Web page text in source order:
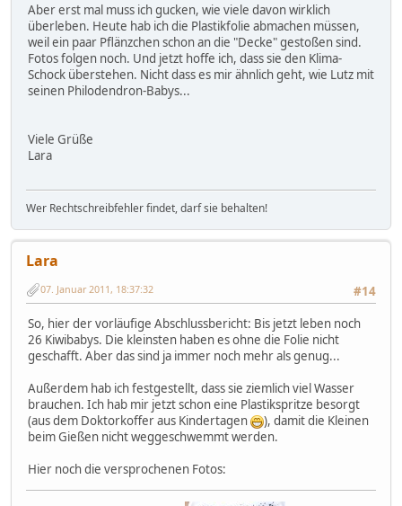
Aber erst mal muss ich gucken, wie viele davon wirklich
überleben. Heute hab ich die Plastikfolie abmachen müssen,
weil ein paar Pflänzchen schon an die "Decke" gestoßen sind.
Fotos folgen noch. Und jetzt hoffe ich, dass sie den Klima-
Schock überstehen. Nicht dass es mir ähnlich geht, wie Lutz mit
seinen Philodendron-Babys...
Viele Grüße
Lara
Wer Rechtschreibfehler findet, darf sie behalten!
Lara
#14
07. Januar 2011, 18:37:32
So, hier der vorläufige Abschlussbericht: Bis jetzt leben noch
26 Kiwibabys. Die kleinsten haben es ohne die Folie nicht
geschafft. Aber das sind ja immer noch mehr als genug...
Außerdem hab ich festgestellt, dass sie ziemlich viel Wasser
brauchen. Ich hab mir jetzt schon eine Plastikspritze besorgt
(aus dem Doktorkoffer aus Kindertagen
), damit die Kleinen
beim Gießen nicht weggeschwemmt werden.
Hier noch die versprochenen Fotos: